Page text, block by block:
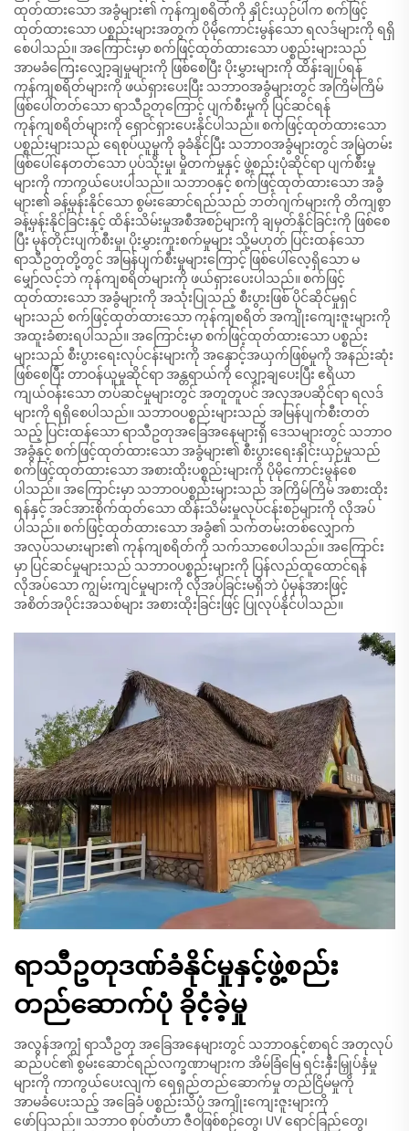
ထုတ်ထားသော အခွံများ၏ ကုန်ကျစရိတ်ကို နှိုင်းယှဉ်ပါက စက်ဖြင့်
ထုတ်ထားသော ပစ္စည်းများအတွက် ပိုမိုကောင်းမွန်သော ရလဒ်များကို ရရှိ
စေပါသည်။ အကြောင်းမှာ စက်ဖြင့်ထုတ်ထားသော ပစ္စည်းများသည်
အာမခံကြေးလျှော့ချမှုများကို ဖြစ်စေပြီး ပိုးမွှားများကို ထိန်းချုပ်ရန်
ကုန်ကျစရိတ်များကို ဖယ်ရှားပေးပြီး သဘာဝအခွံများတွင် အကြိမ်ကြိမ်
ဖြစ်ပေါ်တတ်သော ရာသီဥတုကြောင့် ပျက်စီးမှုကို ပြင်ဆင်ရန်
ကုန်ကျစရိတ်များကို ရှောင်ရှားပေးနိုင်ပါသည်။ စက်ဖြင့်ထုတ်ထားသော
ပစ္စည်းများသည် ရေစုပ်ယူမှုကို ခုခံနိုင်ပြီး သဘာဝအခွံများတွင် အမြဲတမ်း
ဖြစ်ပေါ်နေတတ်သော ပုပ်သိုးမှု၊ မှိုတက်မှုနှင့် ဖွဲ့စည်းပုံဆိုင်ရာ ပျက်စီးမှု
များကို ကာကွယ်ပေးပါသည်။ သဘာဝနှင့် စက်ဖြင့်ထုတ်ထားသော အခွံ
များ၏ ခန့်မှန်းနိုင်သော စွမ်းဆောင်ရည်သည် ဘတ်ဂျက်များကို တိကျစွာ
ခန့်မှန်းနိုင်ခြင်းနှင့် ထိန်းသိမ်းမှုအစီအစဉ်များကို ချမှတ်နိုင်ခြင်းကို ဖြစ်စေ
ပြီး မုန်တိုင်းပျက်စီးမှု၊ ပိုးမွှားကူးစက်မှုများ သို့မဟုတ် ပြင်းထန်သော
ရာသီဥတုတို့တွင် အမြန်ပျက်စီးမှုများကြောင့် ဖြစ်ပေါ်လေ့ရှိသော မ
မျှော်လင့်ဘဲ ကုန်ကျစရိတ်များကို ဖယ်ရှားပေးပါသည်။ စက်ဖြင့်
ထုတ်ထားသော အခွံများကို အသုံးပြုသည့် စီးပွားဖြစ် ပိုင်ဆိုင်မှုရှင်
များသည် စက်ဖြင့်ထုတ်ထားသော ကုန်ကျစရိတ် အကျိုးကျေးဇူးများကို
အထူးခံစားရပါသည်။ အကြောင်းမှာ စက်ဖြင့်ထုတ်ထားသော ပစ္စည်း
များသည် စီးပွားရေးလုပ်ငန်းများကို အနှောင့်အယှက်ဖြစ်မှုကို အနည်းဆုံး
ဖြစ်စေပြီး တာဝန်ယူမှုဆိုင်ရာ အန္တရာယ်ကို လျှော့ချပေးပြီး ဧရိယာ
ကျယ်ဝန်းသော တပ်ဆင်မှုများတွင် အတူတူပင် အလှအပဆိုင်ရာ ရလဒ်
များကို ရရှိစေပါသည်။ သဘာဝပစ္စည်းများသည် အမြန်ပျက်စီးတတ်
သည့် ပြင်းထန်သော ရာသီဥတုအခြေအနေများရှိ ဒေသများတွင် သဘာဝ
အခွံနှင့် စက်ဖြင့်ထုတ်ထားသော အခွံများ၏ စီးပွားရေးနှိုင်းယှဉ်မှုသည်
စက်ဖြင့်ထုတ်ထားသော အစားထိုးပစ္စည်းများကို ပိုမိုကောင်းမွန်စေ
ပါသည်။ အကြောင်းမှာ သဘာဝပစ္စည်းများသည် အကြိမ်ကြိမ် အစားထိုး
ရန်နှင့် အင်အားစိုက်ထုတ်သော ထိန်းသိမ်းမှုလုပ်ငန်းစဉ်များကို လိုအပ်
ပါသည်။ စက်ဖြင့်ထုတ်ထားသော အခွံ၏ သက်တမ်းတစ်လျှောက်
အလုပ်သမားများ၏ ကုန်ကျစရိတ်ကို သက်သာစေပါသည်။ အကြောင်း
မှာ ပြင်ဆင်မှုများသည် သဘာဝပစ္စည်းများကို ပြန်လည်ထူထောင်ရန်
လိုအပ်သော ကျွမ်းကျင်မှုများကို လိုအပ်ခြင်းမရှိဘဲ ပုံမှန်အားဖြင့်
အစိတ်အပိုင်းအသစ်များ အစားထိုးခြင်းဖြင့် ပြုလုပ်နိုင်ပါသည်။
ရာသီဥတုဒဏ်ခံနိုင်မှုနှင့်ဖွဲ့စည်း
တည်ဆောက်ပုံ ခိုငံ့ခဲ့မှု
အလွန်အကျွံ ရာသီဥတု အခြေအနေများတွင် သဘာဝနှင့်စာရင် အတုလုပ်
ဆည်ပင်၏ စွမ်းဆောင်ရည်လက္ခဏာများက အိမ်ခြံမြေ ရင်းနှီးမြှုပ်နှံမှု
များကို ကာကွယ်ပေးလျက် ရေရှည်တည်ဆောက်မှု တည်ငြိမ်မှုကို
အာမခံပေးသည့် အခြေခံ ပစ္စည်းသိပ္ပံ အကျိုးကျေးဇူးများကို
ဖော်ပြသည်။ သဘာဝ စုပ်တံဟာ ဇီဝဖြစ်စဉ်တွေ၊ UV ရောင်ခြည်တွေ၊